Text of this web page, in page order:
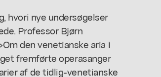
hvori nye undersøgelser
Professor Bjørn
den venetianske aria i
fremførte operasanger
af de tidlig-venetianske